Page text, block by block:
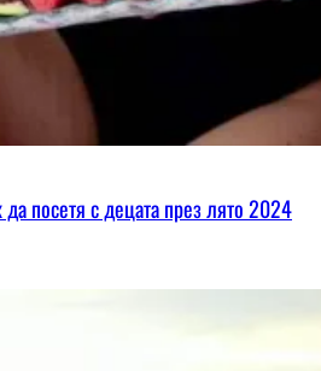
посетя с децата през лято 2024